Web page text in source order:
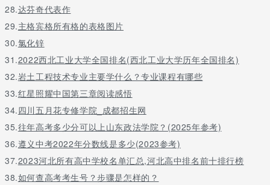
28.达芬奇代表作
29.主格宾格所有格的表格图片
30.氯化锌
31.2022西北工业大学全国排名(西北工业大学历年全国排名)
32.岩土工程技术专业主要学什么？专业课程有哪些
33.红星照耀中国第三章阅读感悟
34.四川五月花专修学院_成都招生网
35.往年高考多少分可以上山东政法学院？(2025年参考)
36.遵义中考2022年分数线是多少(2023参考)
37.2023河北所有高中学校名单汇总,河北高中排名前十排行榜
38.如何查高考考生号？步骤是怎样的？